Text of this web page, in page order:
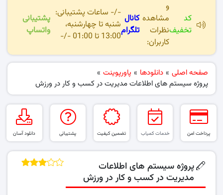
کد
تخفیف
و
مشاهده
نظرات
کاربران:
کانال
تلگرام
-/- ساعات پشتیبانی:
شنبه تا چهارشنبه،
13:00 تا 01:00 -/-
پشتیبانی
واتساپ
صفحه اصلی » دانلودها » پاورپوینت »
پروژه سیستم های اطلاعات مدیریت در کسب و کار در ورزش
پرداخت امن خدمات کمیاب تضمین کیفیت پشتیبانی دانلود آسان
پروژه سیستم های اطلاعات
مدیریت در کسب و کار در ورزش